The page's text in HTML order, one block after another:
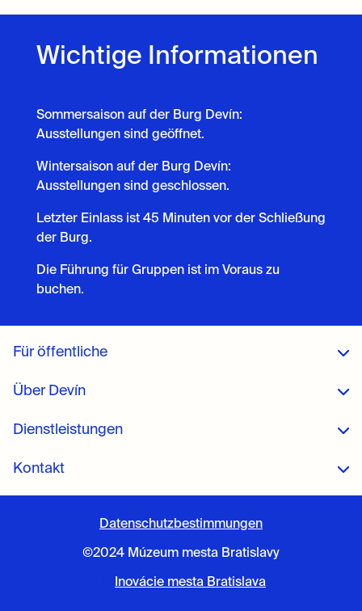
Wichtige Informationen
Sommersaison auf der Burg Devín:
Ausstellungen sind geöffnet.
Wintersaison auf der Burg Devín:
Ausstellungen sind geschlossen.
Letzter Einlass ist 45 Minuten vor der Schließung
der Burg.
Die Führung für Gruppen ist im Voraus zu
buchen.
Für öffentliche
Über Devín
Dienstleistungen
Kontakt
Datenschutzbestimmungen
©2024 Múzeum mesta Bratislavy
Inovácie mesta Bratislava